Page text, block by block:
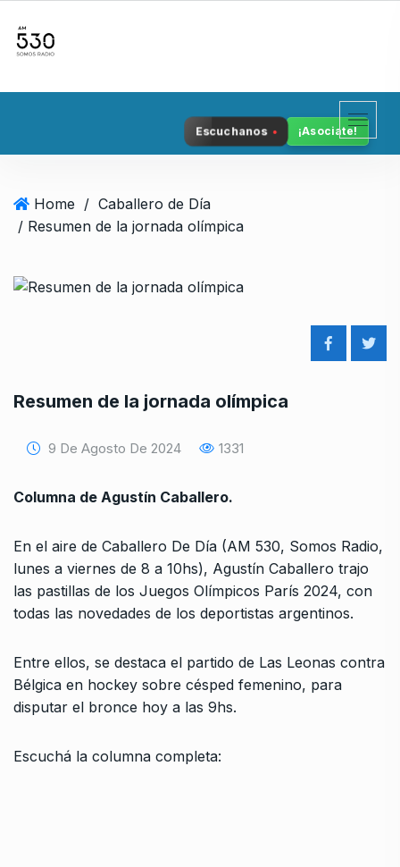
Escuchanos ¡Asociate!
Home / Caballero de Día
/ Resumen de la jornada olímpica
Resumen de la jornada olímpica
9 De Agosto De 2024 1331
Columna de Agustín Caballero.
En el aire de Caballero De Día (AM 530, Somos Radio,
lunes a viernes de 8 a 10hs), Agustín Caballero trajo
las pastillas de los Juegos Olímpicos París 2024, con
todas las novedades de los deportistas argentinos.
Entre ellos, se destaca el partido de Las Leonas contra
Bélgica en hockey sobre césped femenino, para
disputar el bronce hoy a las 9hs.
Escuchá la columna completa: